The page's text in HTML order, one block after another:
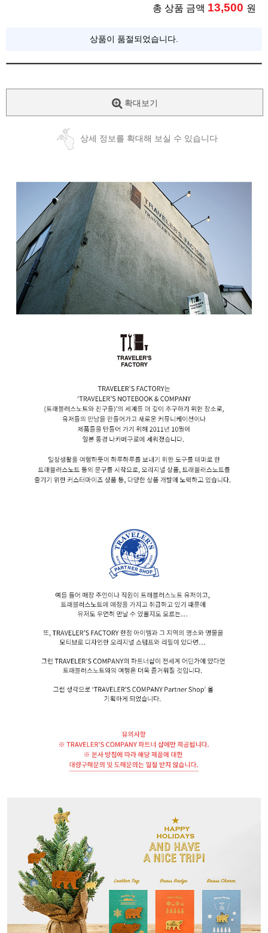
총 상품 금액 13,500 원
상품이 품절되었습니다.
확대보기
상세 정보를 확대해 보실 수 있습니다